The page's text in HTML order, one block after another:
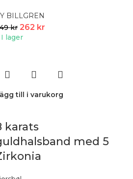
BILLGREN
kr 262 kr
I lager
till i varukorg
karats
med 5